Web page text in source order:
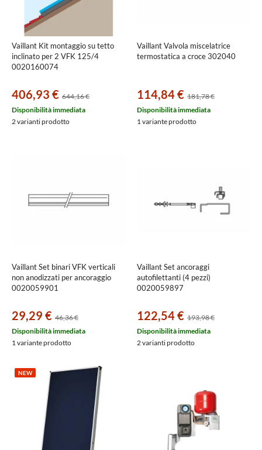
Vaillant Kit montaggio su tetto
inclinato per 2 VFK 125/4
0020160074
406,93 € 644,16 €
Disponibilità immediata
2 varianti prodotto
Vaillant Valvola miscelatrice
termostatica a croce 302040
114,84 € 181,78 €
Disponibilità immediata
1 variante prodotto
Vaillant Set binari VFK verticali
non anodizzati per ancoraggio
0020059901
29,29 € 46,36 €
Disponibilità immediata
1 variante prodotto
Vaillant Set ancoraggi
autofilettanti (4 pezzi)
0020059897
122,54 € 193,98 €
Disponibilità immediata
2 varianti prodotto
NEW